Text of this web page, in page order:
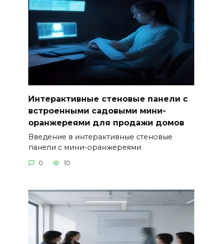
Интерактивные стеновые панели с
встроенными садовыми мини-
оранжереями для продажи домов
Введение в интерактивные стеновые
панели с мини-оранжереями
0 10